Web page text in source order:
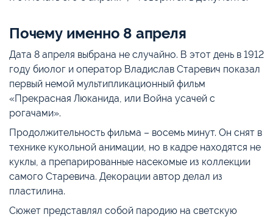
Почему именно 8 апреля
Дата 8 апреля выбрана не случайно. В этот день в 1912
году биолог и оператор Владислав Старевич показал
первый немой мультипликационный фильм
«Прекрасная Люканида, или Война усачей с
рогачами».
Продолжительность фильма – восемь минут. Он снят в
технике кукольной анимации, но в кадре находятся не
куклы, а препарированные насекомые из коллекции
самого Старевича. Декорации автор делал из
пластилина.
Сюжет представлял собой пародию на светскую